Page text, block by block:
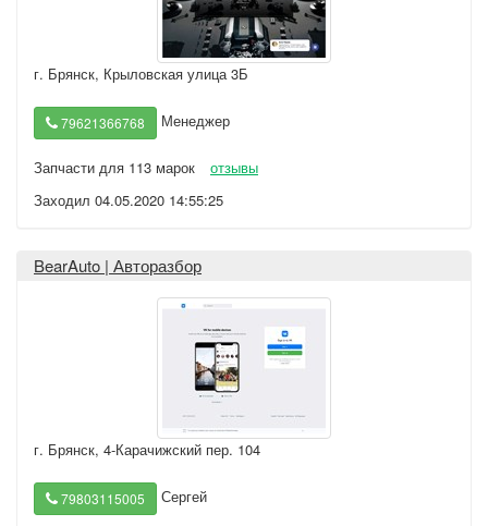
г. Брянск, Крыловская улица 3Б
79621366768 Менеджер
Запчасти для 113 марок
отзывы
Заходил 04.05.2020 14:55:25
BearAuto | Авторазбор
г. Брянск, 4-Карачижский пер. 104
79803115005 Сергей